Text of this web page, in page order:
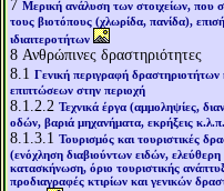
7 Μερική ανάλυση των στοιχείων, που
τους βιοτόπους (χλωρίδα, πανίδα),
ιδιαιτεροτήτων
8 Ανθρώπινες δραστηριότητες
8.1 Γενική περιγραφή δραστηριοτήτων
επιπτώσεων στην περιοχή
8.1.2.2 Τεχνικά έργα (αμμοληψίες,
οδών, βαριά μηχανήματα, εκρήξεις
8.1.3.1 Τουρισμός και τουριστικές
(ενόχληση διαβιούντων ειδών, ελεύθερη
κατασκήνωση, όριο τουριστικής
προδιαγραφές κτιρίων και γενικών